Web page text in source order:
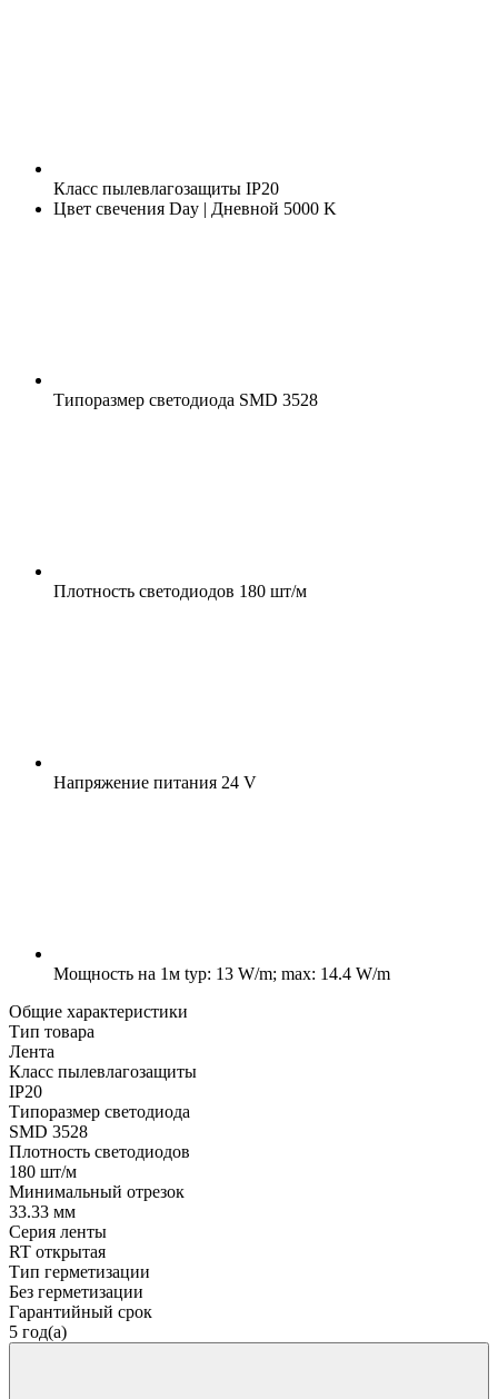
Класс пылевлагозащиты IP20
Цвет свечения Day | Дневной 5000 K
Типоразмер светодиода SMD 3528
Плотность светодиодов 180 шт/м
Напряжение питания 24 V
Мощность на 1м typ: 13 W/m; max: 14.4 W/m
Общие характеристики
Тип товара
Лента
Класс пылевлагозащиты
IP20
Типоразмер светодиода
SMD 3528
Плотность светодиодов
180 шт/м
Минимальный отрезок
33.33 мм
Серия ленты
RT открытая
Тип герметизации
Без герметизации
Гарантийный срок
5 год(а)